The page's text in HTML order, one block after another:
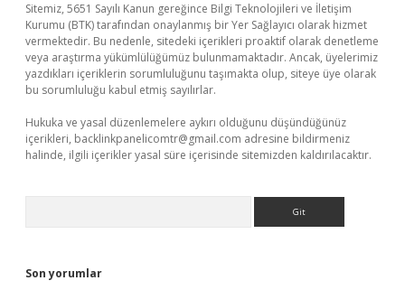
Sitemiz, 5651 Sayılı Kanun gereğince Bilgi Teknolojileri ve İletişim
Kurumu (BTK) tarafından onaylanmış bir Yer Sağlayıcı olarak hizmet
vermektedir. Bu nedenle, sitedeki içerikleri proaktif olarak denetleme
veya araştırma yükümlülüğümüz bulunmamaktadır. Ancak, üyelerimiz
yazdıkları içeriklerin sorumluluğunu taşımakta olup, siteye üye olarak
bu sorumluluğu kabul etmiş sayılırlar.
Hukuka ve yasal düzenlemelere aykırı olduğunu düşündüğünüz
içerikleri, backlinkpanelicomtr@gmail.com adresine bildirmeniz
halinde, ilgili içerikler yasal süre içerisinde sitemizden kaldırılacaktır.
Son yorumlar